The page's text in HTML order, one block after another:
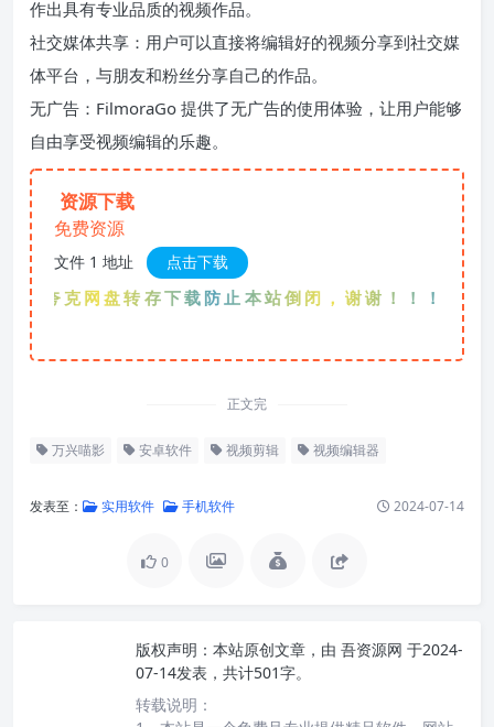
作出具有专业品质的视频作品。
社交媒体共享：用户可以直接将编辑好的视频分享到社交媒
体平台，与朋友和粉丝分享自己的作品。
无广告：FilmoraGo 提供了无广告的使用体验，让用户能够
自由享受视频编辑的乐趣。
资源下载
免费资源
文件 1 地址 点击下载
夸克网盘转存下载防止本站倒闭，谢谢！！！
正文完
万兴喵影 安卓软件 视频剪辑 视频编辑器
发表至： 实用软件 手机软件 2024-07-14
0
版权声明： 本站原创文章，由 吾资源网 于2024-
07-14发表，共计501字。
转载说明：